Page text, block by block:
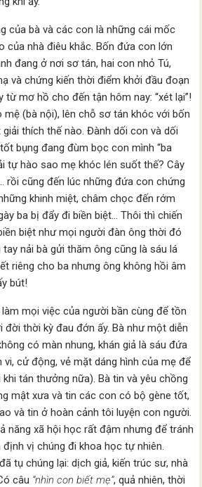
của bà và các con là những cái mốc
của nhà điêu khắc. Bốn đứa con lớn
đang ở nơi sơ tán, hai con nhỏ Tú,
và chứng kiến thời điểm khởi đầu đoạn
từ mơ hồ cho đến tận hôm nay: “xét lại”!
mệ (bà nội), lên chỗ sơ tán khóc với bốn
thích thế nào. Đành dối con và dối
bụng đang đùm bọc con mình “ba
tự hào sao mẹ khóc lén suốt thế? Cây
rồi cũng đến lúc những đứa con chứng
khinh miệt, châm chọc đến rớm
ba bị đẩy đi biền biệt… Thôi thì chiến
biệt như mọi người đàn ông thời đó
nải bà gửi thăm ông cũng là sáu lá
riêng cho ba nhưng ông không hồi âm
bút!
mọi việc của người bần cùng để tồn
đời thời kỳ đau đớn ấy. Bà như một diễn
có màn nhung, khán giả là sáu đứa
vi, cử động, vẻ mặt dáng hình của mẹ để
tán thưởng nữa). Bà tin và yêu chồng
mật xưa và tin các con có bộ gène tốt,
và tin ở hoàn cảnh tôi luyện con người.
năng xã hội học rất đậm nhưng để tránh
vị chúng đi khoa học tự nhiên.
tụ chúng lại: dịch giả, kiến trúc sư, nhà
câu “nhìn con biết mẹ”, quả nhiên, thời